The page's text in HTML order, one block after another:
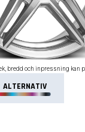
bredd och inpressning kan
ALTERNATIV